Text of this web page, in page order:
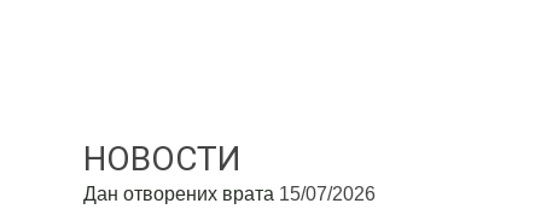
НОВОСТИ
Дан отворених врата 15/07/2026